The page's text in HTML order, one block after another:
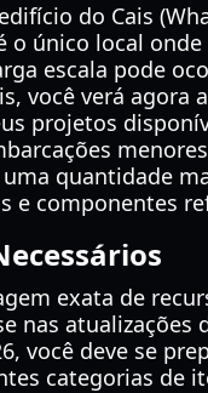
do Cais
o único local
escala pode
você verá agora
projetos
quantidade
e componentes
exata de
nas atualizações
você deve se
categorias de